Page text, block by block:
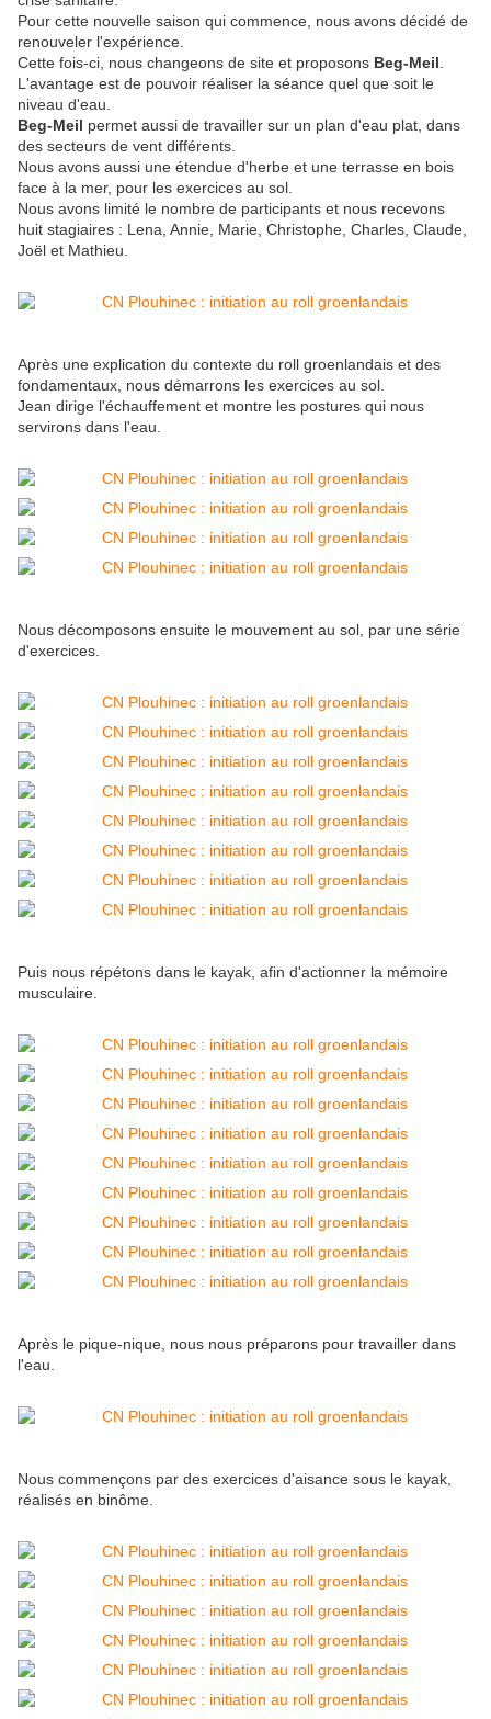
Pour cette nouvelle saison qui commence, nous avons décidé de
renouveler l'expérience.
Cette fois-ci, nous changeons de site et proposons Beg-Meil
L'avantage est de pouvoir réaliser la séance quel que soit le
niveau d'eau.
Beg-Meil permet aussi de travailler sur un plan d'eau plat, dans
des secteurs de vent différents.
Nous avons aussi une étendue d'herbe et une terrasse en bois
face à la mer, pour les exercices au sol.
Nous avons limité le nombre de participants et nous recevons
huit stagiaires : Lena, Annie, Marie, Christophe, Charles, Claude,
Joël et Mathieu.
Après une explication du contexte du roll groenlandais et des
fondamentaux, nous démarrons les exercices au sol.
Jean dirige l'échauffement et montre les postures qui nous
servirons dans l'eau.
Nous décomposons ensuite le mouvement au sol, par une série
d'exercices.
Puis nous répétons dans le kayak, afin d'actionner la mémoire
musculaire.
Après le pique-nique, nous nous préparons pour travailler dans
l'eau.
Nous commençons par des exercices d'aisance sous le kayak,
réalisés en binôme.